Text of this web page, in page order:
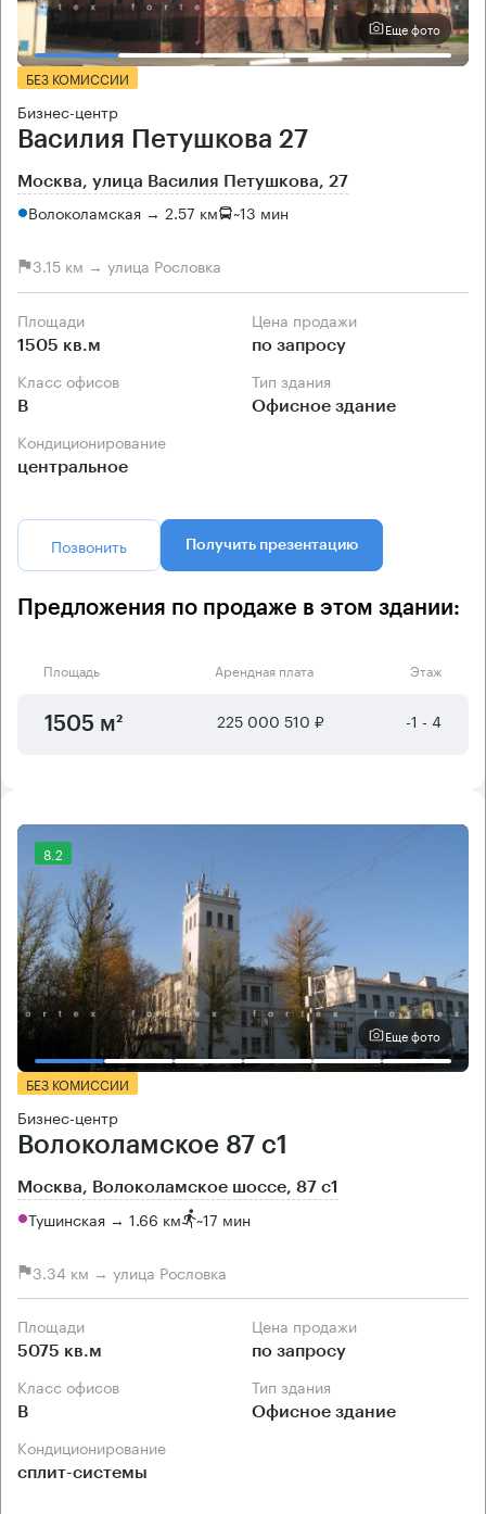
Еще фото
БЕЗ КОМИССИИ
Бизнес-центр
Василия Петушкова 27
Москва, улица Василия Петушкова, 27
Волоколамская → 2.57 км ~13 мин
3.15 км → улица Рословка
Площади
1505 кв.м
Цена продажи
по запросу
Класс офисов
B
Тип здания
Офисное здание
Кондиционирование
центральное
Позвонить Получить презентацию
Предложения по продаже в этом здании:
Площадь Арендная плата Этаж
1505 м² 225 000 510 ₽ -1 - 4
8.2
Еще фото
БЕЗ КОМИССИИ
Бизнес-центр
Волоколамское 87 с1
Москва, Волоколамское шоссе, 87 с1
Тушинская → 1.66 км ~17 мин
3.34 км → улица Рословка
Площади
5075 кв.м
Цена продажи
по запросу
Класс офисов
B
Тип здания
Офисное здание
Кондиционирование
сплит-системы